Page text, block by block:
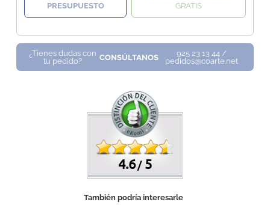
PRESUPUESTO
GRATIS
¿Tienes dudas con
tu pedido?
CONSÚLTANOS
925 23 13 44 /
pedidos@coarte.net
4.6 /5
También podría interesarle